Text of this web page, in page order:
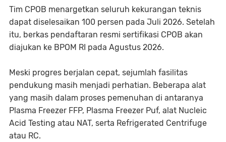
Tim CPOB menargetkan seluruh kekurangan teknis
dapat diselesaikan 100 persen pada Juli 2026. Setelah
itu, berkas pendaftaran resmi sertifikasi CPOB akan
diajukan ke BPOM RI pada Agustus 2026.
Meski progres berjalan cepat, sejumlah fasilitas
pendukung masih menjadi perhatian. Beberapa alat
yang masih dalam proses pemenuhan di antaranya
Plasma Freezer FFP, Plasma Freezer Puf, alat Nucleic
Acid Testing atau NAT, serta Refrigerated Centrifuge
atau RC.